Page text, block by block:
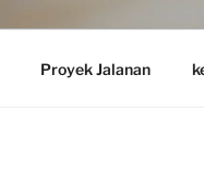
Proyek Jalanan